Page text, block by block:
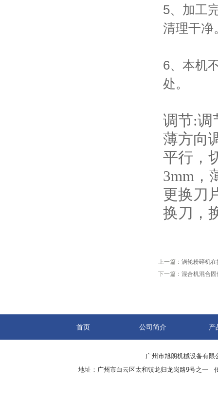
5、加工
清理干净
6、本机
处。
调节:调
薄方向
平行，
3mm，
更换刀
换刀，
上一篇： 涡轮粉碎机
下一篇： 混合机混合
首页 公司简介 产
广州市旭朗机械设备有限
地址：广州市白云区太和镇龙归龙岗路9号之一